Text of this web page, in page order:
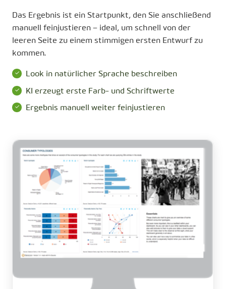
Das Ergebnis ist ein Startpunkt, den Sie anschließend
manuell feinjustieren – ideal, um schnell von der
leeren Seite zu einem stimmigen ersten Entwurf zu
kommen.
Look in natürlicher Sprache beschreiben
KI erzeugt erste Farb- und Schriftwerte
Ergebnis manuell weiter feinjustieren